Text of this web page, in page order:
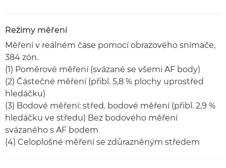
Režimy měření
Měření v reálném čase pomocí obrazového snímače,
384 zón.
(1) Poměrové měření (svázané se všemi AF body)
(2) Částečné měření (přibl. 5,8 % plochy uprostřed
hledáčku)
(3) Bodové měření: střed. bodové měření (přibl. 2,9 %
hledáčku ve středu) Bez bodového měření
svázaného s AF bodem
(4) Celoplošné měření se zdůrazněným středem